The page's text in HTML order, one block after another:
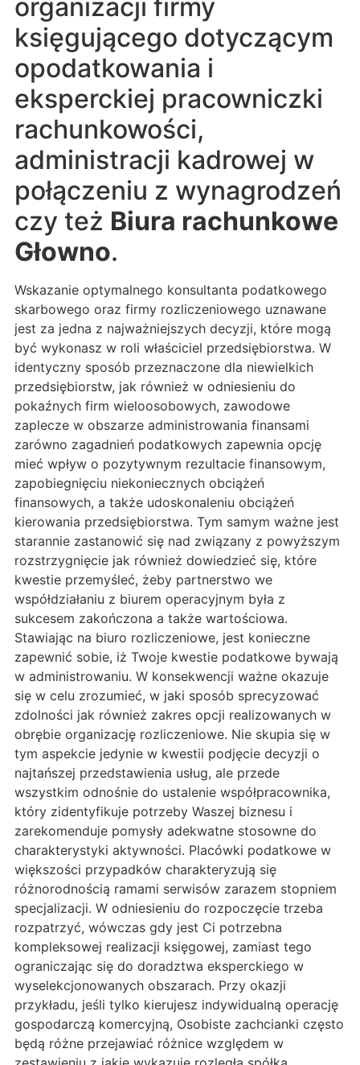
organizacji firmy
księgującego dotyczącym
opodatkowania i
eksperckiej pracowniczki
rachunkowości,
administracji kadrowej w
połączeniu z wynagrodzeń
czy też Biura rachunkowe
Głowno.
Wskazanie optymalnego konsultanta podatkowego
skarbowego oraz firmy rozliczeniowego uznawane
jest za jedna z najważniejszych decyzji, które mogą
być wykonasz w roli właściciel przedsiębiorstwa. W
identyczny sposób przeznaczone dla niewielkich
przedsiębiorstw, jak również w odniesieniu do
pokaźnych firm wieloosobowych, zawodowe
zaplecze w obszarze administrowania finansami
zarówno zagadnień podatkowych zapewnia opcję
mieć wpływ o pozytywnym rezultacie finansowym,
zapobiegnięciu niekoniecznych obciążeń
finansowych, a także udoskonaleniu obciążeń
kierowania przedsiębiorstwa. Tym samym ważne jest
starannie zastanowić się nad związany z powyższym
rozstrzygnięcie jak również dowiedzieć się, które
kwestie przemyśleć, żeby partnerstwo we
współdziałaniu z biurem operacyjnym była z
sukcesem zakończona a także wartościowa.
Stawiając na biuro rozliczeniowe, jest konieczne
zapewnić sobie, iż Twoje kwestie podatkowe bywają
w administrowaniu. W konsekwencji ważne okazuje
się w celu zrozumieć, w jaki sposób sprecyzować
zdolności jak również zakres opcji realizowanych w
obrębie organizację rozliczeniowe. Nie skupia się w
tym aspekcie jedynie w kwestii podjęcie decyzji o
najtańszej przedstawienia usług, ale przede
wszystkim odnośnie do ustalenie współpracownika,
który zidentyfikuje potrzeby Waszej biznesu i
zarekomenduje pomysły adekwatne stosowne do
charakterystyki aktywności. Placówki podatkowe w
większości przypadków charakteryzują się
różnorodnością ramami serwisów zarazem stopniem
specjalizacji. W odniesieniu do rozpoczęcie trzeba
rozpatrzyć, wówczas gdy jest Ci potrzebna
kompleksowej realizacji księgowej, zamiast tego
ograniczając się do doradztwa eksperckiego w
wyselekcjonowanych obszarach. Przy okazji
przykładu, jeśli tylko kierujesz indywidualną operację
gospodarczą komercyjną, Osobiste zachcianki często
będą różne przejawiać różnice względem w